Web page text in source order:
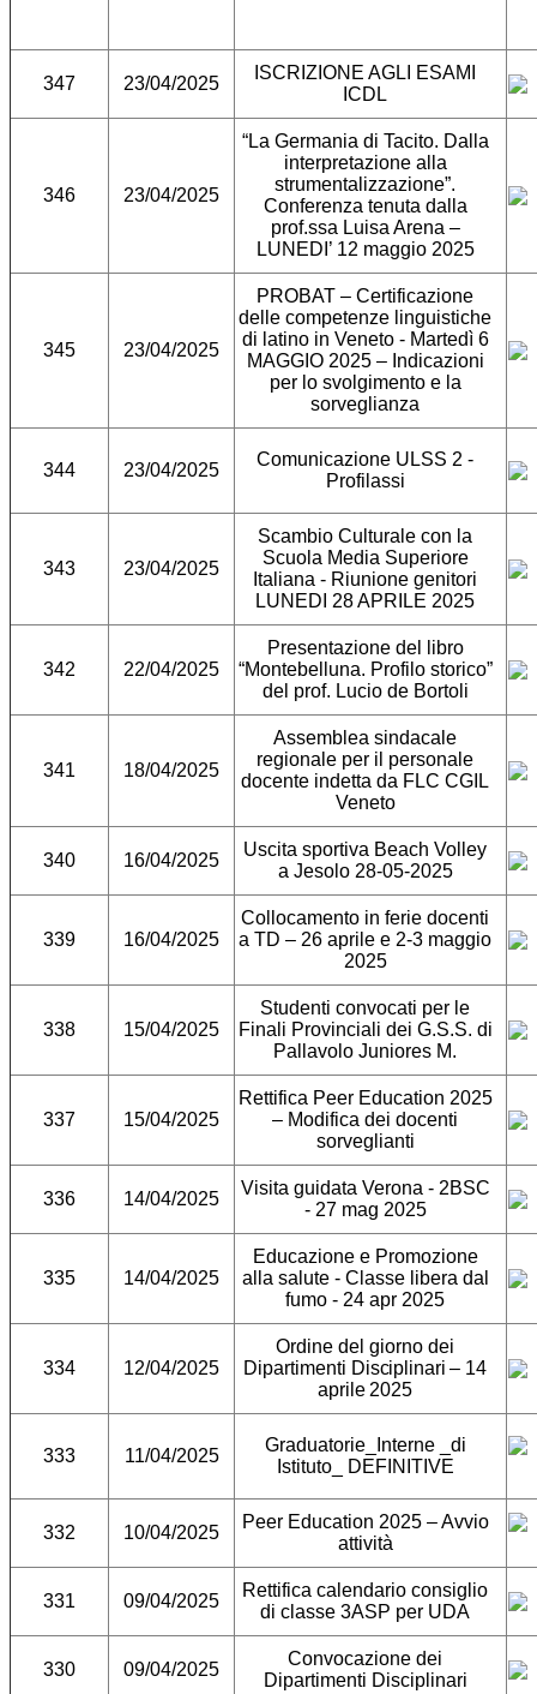
347 23/04/2025
ISCRIZIONE AGLI ESAMI
ICDL
346 23/04/2025
“La Germania di Tacito. Dalla
interpretazione alla
strumentalizzazione”.
Conferenza tenuta dalla
prof.ssa Luisa Arena –
LUNEDI’ 12 maggio 2025
345 23/04/2025
PROBAT – Certificazione
delle competenze linguistiche
di latino in Veneto - Martedì 6
MAGGIO 2025 – Indicazioni
per lo svolgimento e la
sorveglianza
344 23/04/2025
Comunicazione ULSS 2 -
Profilassi
343 23/04/2025
Scambio Culturale con la
Scuola Media Superiore
Italiana - Riunione genitori
LUNEDI 28 APRILE 2025
342 22/04/2025
Presentazione del libro
“Montebelluna. Profilo storico”
del prof. Lucio de Bortoli
341 18/04/2025
Assemblea sindacale
regionale per il personale
docente indetta da FLC CGIL
Veneto
340 16/04/2025
Uscita sportiva Beach Volley
a Jesolo 28-05-2025
339 16/04/2025
Collocamento in ferie docenti
a TD – 26 aprile e 2-3 maggio
2025
338 15/04/2025
Studenti convocati per le
Finali Provinciali dei G.S.S. di
Pallavolo Juniores M.
337 15/04/2025
Rettifica Peer Education 2025
– Modifica dei docenti
sorveglianti
336 14/04/2025
Visita guidata Verona - 2BSC
- 27 mag 2025
335 14/04/2025
Educazione e Promozione
alla salute - Classe libera dal
fumo - 24 apr 2025
334 12/04/2025
Ordine del giorno dei
Dipartimenti Disciplinari – 14
aprile 2025
333 11/04/2025
Graduatorie_Interne _di
Istituto_ DEFINITIVE
332 10/04/2025
Peer Education 2025 – Avvio
attività
331 09/04/2025
Rettifica calendario consiglio
di classe 3ASP per UDA
330 09/04/2025
Convocazione dei
Dipartimenti Disciplinari